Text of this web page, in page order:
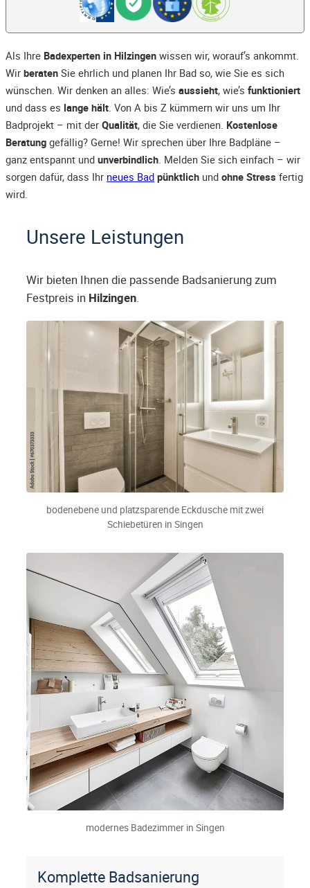
Als Ihre Badexperten in Hilzingen wissen wir, worauf’s ankommt.
Wir beraten Sie ehrlich und planen Ihr Bad so, wie Sie es sich
wünschen. Wir denken an alles: Wie’s aussieht, wie’s funktioniert
und dass es lange hält. Von A bis Z kümmern wir uns um Ihr
Badprojekt – mit der Qualität, die Sie verdienen. Kostenlose
Beratung gefällig? Gerne! Wir sprechen über Ihre Badpläne –
ganz entspannt und unverbindlich. Melden Sie sich einfach – wir
sorgen dafür, dass Ihr neues Bad pünktlich und ohne Stress fertig
wird.
Unsere Leistungen
Wir bieten Ihnen die passende Badsanierung zum
Festpreis in Hilzingen.
bodenebene und platzsparende Eckdusche mit zwei
Schiebetüren in Singen
modernes Badezimmer in Singen
Komplette Badsanierung